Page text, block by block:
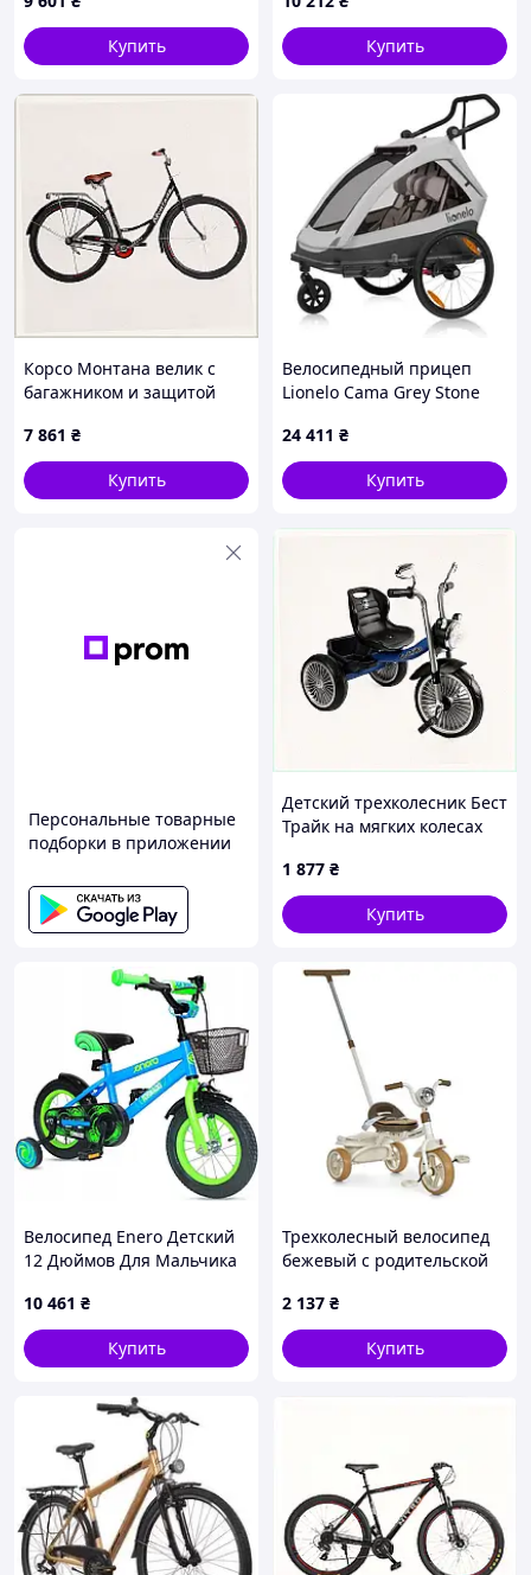
89874EP70B
Купить
колесами
Купить
Корсо Монтана велик с
багажником и защитой
7 861 ₴
Купить
Велосипедный прицеп
Lionelo Cama Grey Stone
Funkcją Wózka
Spacerowego
24 411 ₴
Купить
Персональные товарные
подборки в приложении
Детский трехколесник Бест
Трайк на мягких колесах
1 877 ₴
Купить
Велосипед Enero Детский
12 Дюймов Для Мальчика
10 461 ₴
Купить
Трехколесный велосипед
бежевый с родительской
2 137 ₴
Купить